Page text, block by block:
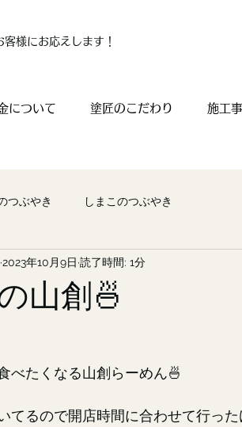
について 塗匠のこだわり 施工事
つぶやき しまこのつぶやき
山創🍜
2023年10月9日 読了時間: 1分
べたくなる山創らーめん🍜
てるので開店時間に合わせて行っ
様にお応えします！